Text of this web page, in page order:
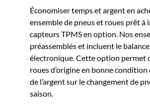
Économiser temps et argent en
ensemble de pneus et roues prêt à
capteurs TPMS en option. Nos
préassemblés et incluent le
électronique. Cette option permet
roues d’origine en bonne condition
de l’argent sur le changement de
saison.